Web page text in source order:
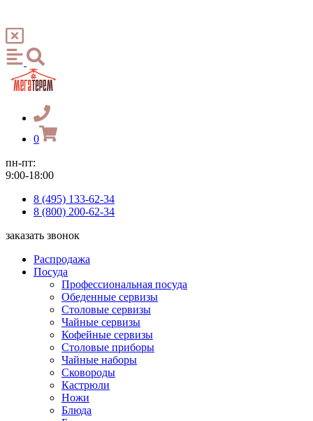
0
пн-пт:
9:00-18:00
8 (495) 133-62-34
8 (800) 200-62-34
заказать звонок
Распродажа
Посуда
Профессиональная посуда
Обеденные сервизы
Столовые сервизы
Чайные сервизы
Кофейные сервизы
Столовые приборы
Чайные наборы
Сковороды
Кастрюли
Ножи
Блюда